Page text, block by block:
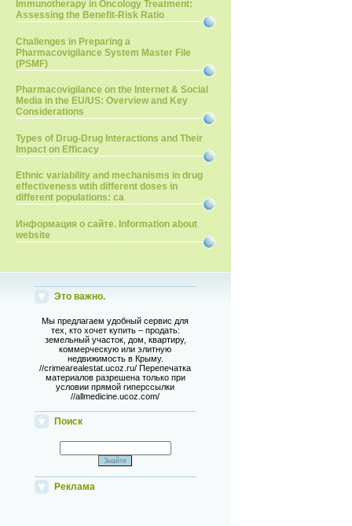
Immunotherapy in Oncology Treatment:
Assessing the Benefit-Risk Ratio
Challenges in Preparing a
Pharmacovigilance System Master File
(PSMF)
Pharmacovigilance on the Internet & Social
Media in the EU/US: Overview and Key
Considerations
Types of Drug-Drug Interactions and Their
Impact on Efficacy
Ethnic variability and mechanisms in drug
effectiveness wtih different doses in
different populations: ca
Информация о сайте. Information about
website
Это важно.
Мы предлагаем удобный сервис для
тех, кто хочет купить – продать:
земельный участок, дом, квартиру,
коммерческую или элитную
недвижимость в Крыму.
//crimearealestat.ucoz.ru/ Перепечатка
материалов разрешена только при
условии прямой гиперссылки
//allmedicine.ucoz.com/
Поиск
Реклама